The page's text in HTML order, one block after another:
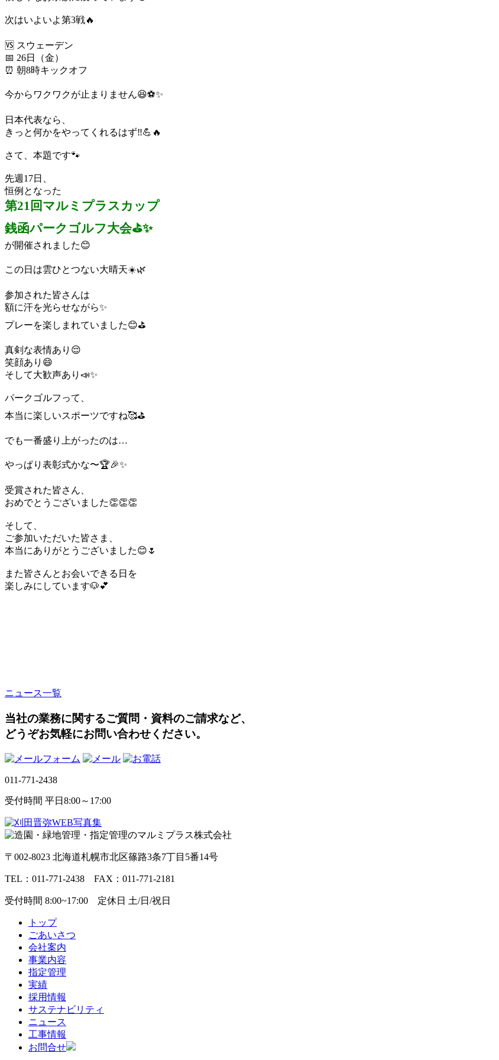
次はいよいよ第3戦🔥
🆚 スウェーデン
📅 26日（金）
⏰ 朝8時キックオフ
今からワクワクが止まりません😆⚽✨
日本代表なら、
きっと何かをやってくれるはず‼️💪🔥
さて、本題です🐾
先週17日、
恒例となった
第21回マルミプラスカップ
銭函パークゴルフ大会⛳✨
が開催されました😊
この日は雲ひとつない大晴天☀️🌿
参加された皆さんは
額に汗を光らせながら✨
プレーを楽しまれていました😊⛳
真剣な表情あり😌
笑顔あり😄
そして大歓声あり📣✨
パークゴルフって、
本当に楽しいスポーツですね🥰⛳
でも一番盛り上がったのは…
やっぱり表彰式かな〜🏆🎉✨
受賞された皆さん、
おめでとうございました👏👏👏
そして、
ご参加いただいた皆さま、
本当にありがとうございました😊🌷
また皆さんとお会いできる日を
楽しみにしています🐶💕
ニュース一覧
当社の業務に関するご質問・資料のご請求など、
どうぞお気軽にお問い合わせください。
011-771-2438
受付時間 平日8:00～17:00
〒002-8023 北海道札幌市北区篠路3条7丁目5番14号
TEL：011-771-2438 FAX：011-771-2181
受付時間 8:00~17:00 定休日 土/日/祝日
トップ
ごあいさつ
会社案内
事業内容
指定管理
実績
採用情報
サステナビリティ
ニュース
工事情報
お問合せ